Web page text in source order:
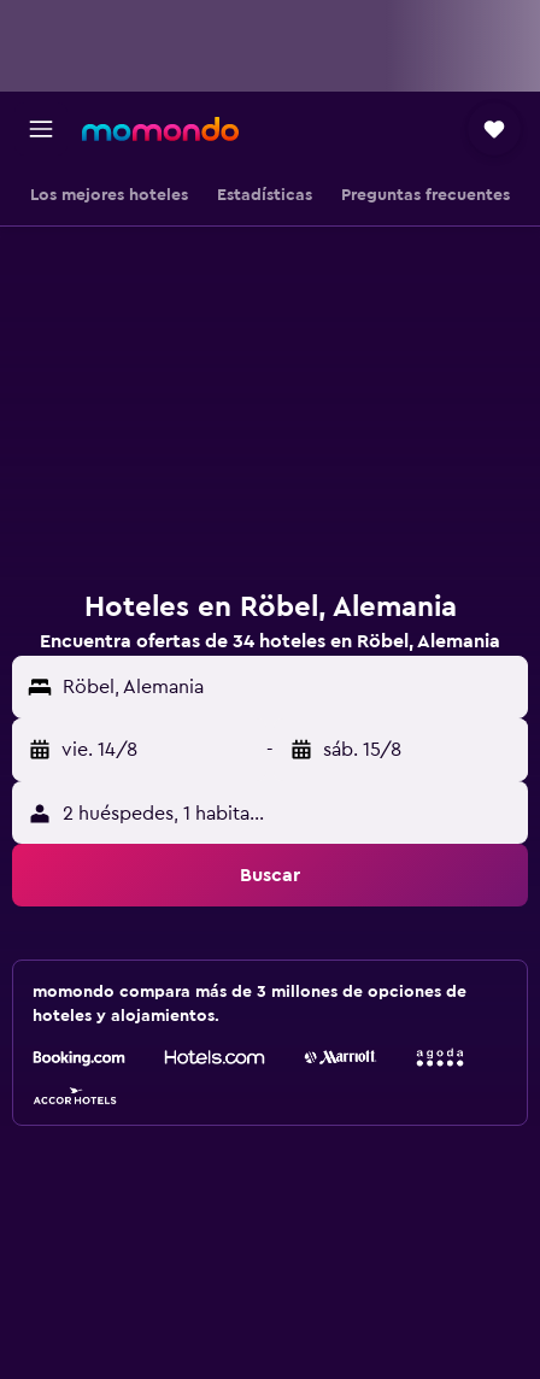
Los mejores hoteles Estadísticas Preguntas frecuentes
Hoteles en Röbel, Alemania
Encuentra ofertas de 34 hoteles en Röbel, Alemania
Röbel, Alemania
vie. 14/8 - sáb. 15/8
2 huéspedes, 1 habitación
Buscar
momondo compara más de 3 millones de opciones de
hoteles y alojamientos.